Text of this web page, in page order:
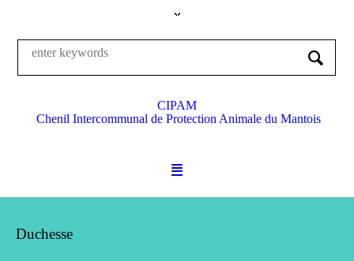
CIPAM
Chenil Intercommunal de Protection Animale du Mantois
Duchesse